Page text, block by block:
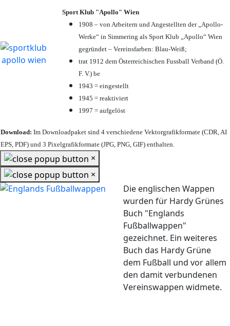
Sport Klub "Apollo" Wien
1908 – von Arbeitern und Angestellten der „Apollo-
Werke“ in Simmering als Sport Klub „Apollo“ Wien
gegründet – Vereinsfarben: Blau-Weiß;
trat 1912 dem Österreichischen Fussball Verband (Ö.
F. V.) be
1943 = eingestellt
1945 = reaktiviert
1997 = aufgelöst
Download: Im Downloadpaket sind 4 verschiedene Vektorgrafikformate (CDR, AI
EPS, PDF) und 3 Pixelgrafikformate (JPG, PNG, GIF) enthalten.
×
×
Die englischen Wappen
wurden für Hardy Grünes
Buch "Englands
Fußballwappen"
gezeichnet. Ein weiteres
Buch das Hardy Grüne
dem Fußball und vor allem
den damit verbundenen
Vereinswappen widmete.